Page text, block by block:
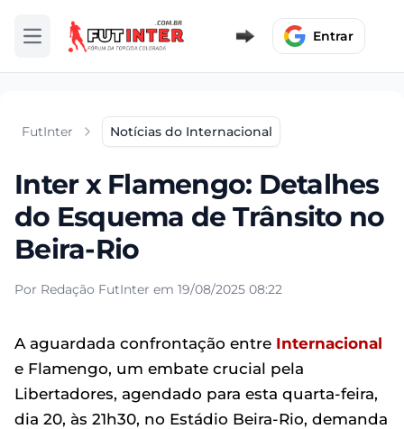
Abrir menu Entrar
FutInter Notícias do Internacional
Inter x Flamengo: Detalhes
do Esquema de Trânsito no
Beira-Rio
Por Redação FutInter em 19/08/2025 08:22
A aguardada confrontação entre Internacional
e Flamengo, um embate crucial pela
Libertadores, agendado para esta quarta-feira,
dia 20, às 21h30, no Estádio Beira-Rio, demanda